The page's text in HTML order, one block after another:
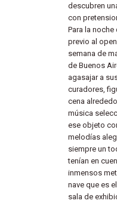
descubren
con
Para la
previo al
semana de
de Buenos
agasajar a
curadores,
cena
música
ese objeto
melodías
siempre un
tenían en
inmensos
nave que es
sala de